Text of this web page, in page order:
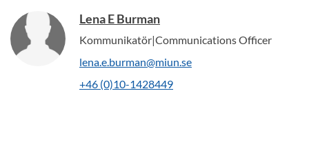
Lena E Burman
Kommunikatör|Communications Officer
lena.e.burman@miun.se
+46 (0)10-1428449